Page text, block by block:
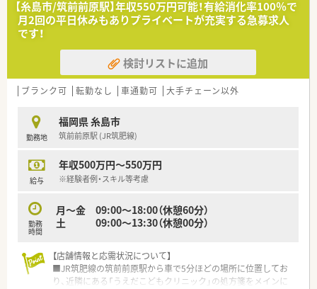
いという意欲のある方を歓迎します。
■多職種と連携する場面も多いため、コミュニケーションを大切
【法人特徴について】
■福岡県を中心に116店舗を展開する九州最大手の薬局で、安定
した経営基盤が魅力です。
働きやすさを追求しています。
■個人のレベルや興味に合わせた多彩な研修制度で、継続的なス
キルアップを支援します。
【こんな取り組みをしています】
■全社員の残業ゼロを目標に掲げ、生産性の向上と労働環境の改
■e-learningの費用を会社が全額負担し、認定薬剤師などの資格
取得を支援します。
■服薬履歴を全店舗でオンライン共有し、どの店舗でも安全な服
【糸島市/筑前前原駅】年収550万円可能！有給消化率100％で
月2回の平日休みもありプライベートが充実する急募求人
です！
検討リストに追加
ブランク可 転勤なし 車通勤可 大手チェーン以外
勤務地
福岡県 糸島市
筑前前原駅 (JR筑肥線)
給与
年収500万円～550万円
※経験者例・スキル等考慮
勤務
時間
月～金 09:00～18:00（休憩60分）
土 09:00～13:30（休憩00分）
【店舗情報と応需状況について】
■JR筑肥線の筑前前原駅から車で5分ほどの場所に位置してお
り、近隣にある「うえだこどもクリニック」の処方箋をメインに